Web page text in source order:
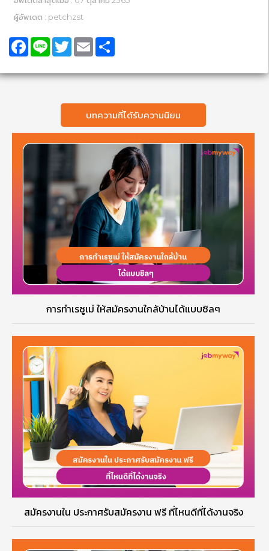
ผู้อัพเดต : petchzst
Facebook
Line TwitterEmail
บทความที่ได้รับความนิยม
การทำเรซูเม่ ให้สมัครงานใกล้บ้านได้แบบชิลๆ
สมัครงานใน ประกาศรับสมัครงาน ฟรี ที่ไหนดีที่ได้งานจริง